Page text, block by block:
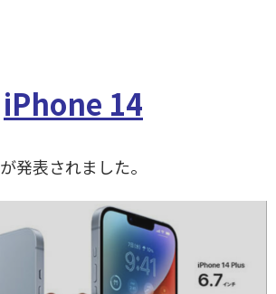
iPhone 14
が発表されました。